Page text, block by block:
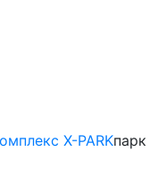
X-PARKпарк